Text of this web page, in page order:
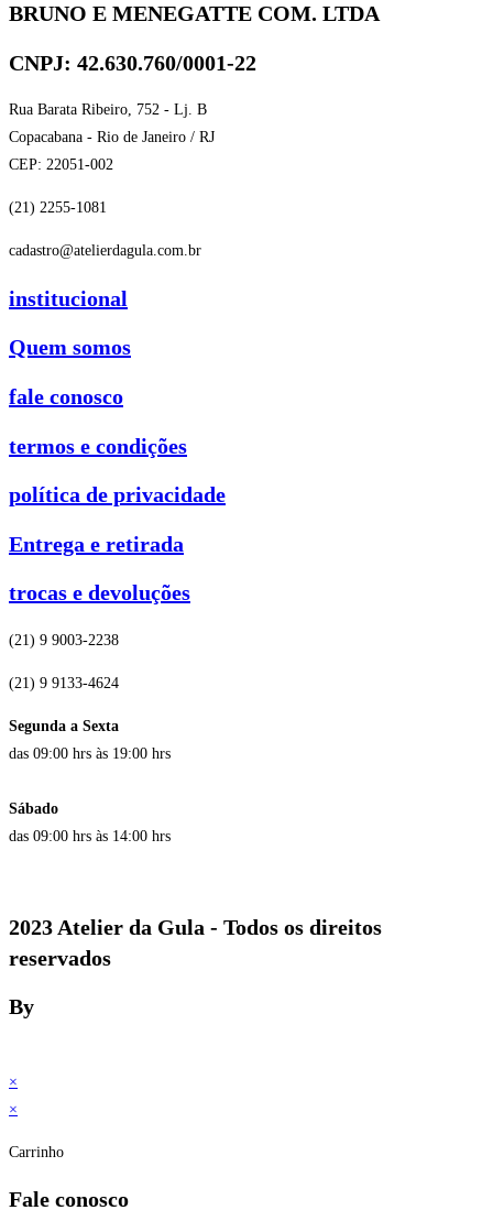
BRUNO E MENEGATTE COM. LTDA
CNPJ: 42.630.760/0001-22
Rua Barata Ribeiro, 752 - Lj. B
Copacabana - Rio de Janeiro / RJ
CEP: 22051-002
(21) 2255-1081
cadastro@atelierdagula.com.br
institucional
Quem somos
fale conosco
termos e condições
política de privacidade
Entrega e retirada
trocas e devoluções
(21) 9 9003-2238
(21) 9 9133-4624
Segunda a Sexta
das 09:00 hrs às 19:00 hrs
Sábado
das 09:00 hrs às 14:00 hrs
2023 Atelier da Gula - Todos os direitos
reservados
By
×
×
Carrinho
Fale conosco